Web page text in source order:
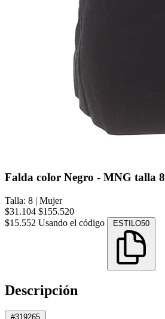
Falda color Negro - MNG talla 8
Talla: 8 | Mujer
$31.104 $155.520
$15.552 Usando el código ESTILO50
Descripción
#319265